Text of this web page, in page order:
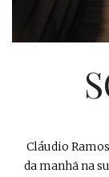
Cláudio
da manhã na